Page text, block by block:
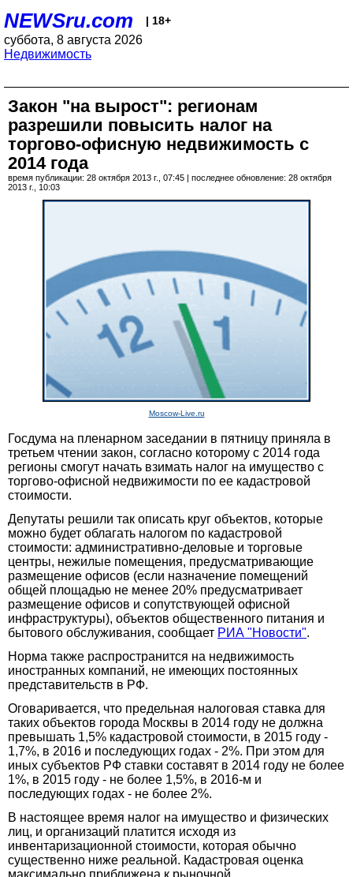
NEWSru.com | 18+
суббота, 8 августа 2026
Недвижимость
Закон "на вырост": регионам
разрешили повысить налог на
торгово-офисную недвижимость с
2014 года
время публикации: 28 октября 2013 г., 07:45 | последнее обновление: 28 октября
2013 г., 10:03
Moscow-Live.ru
Госдума на пленарном заседании в пятницу приняла в
третьем чтении закон, согласно которому с 2014 года
регионы смогут начать взимать налог на имущество с
торгово-офисной недвижимости по ее кадастровой
стоимости.
Депутаты решили так описать круг объектов, которые
можно будет облагать налогом по кадастровой
стоимости: административно-деловые и торговые
центры, нежилые помещения, предусматривающие
размещение офисов (если назначение помещений
общей площадью не менее 20% предусматривает
размещение офисов и сопутствующей офисной
инфраструктуры), объектов общественного питания и
бытового обслуживания, сообщает РИА "Новости".
Норма также распространится на недвижимость
иностранных компаний, не имеющих постоянных
представительств в РФ.
Оговаривается, что предельная налоговая ставка для
таких объектов города Москвы в 2014 году не должна
превышать 1,5% кадастровой стоимости, в 2015 году -
1,7%, в 2016 и последующих годах - 2%. При этом для
иных субъектов РФ ставки составят в 2014 году не более
1%, в 2015 году - не более 1,5%, в 2016-м и
последующих годах - не более 2%.
В настоящее время налог на имущество и физических
лиц, и организаций платится исходя из
инвентаризационной стоимости, которая обычно
существенно ниже реальной. Кадастровая оценка
максимально приближена к рыночной.